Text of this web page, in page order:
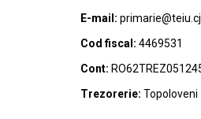
E-mail:
Cod fiscal: 4469531
Cont:
Trezorerie: Topoloveni